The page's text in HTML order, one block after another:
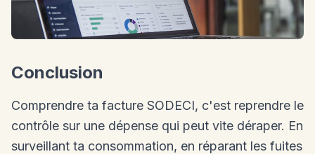
Conclusion
Comprendre ta facture SODECI, c'est reprendre le
contrôle sur une dépense qui peut vite déraper. En
surveillant ta consommation, en réparant les fuites